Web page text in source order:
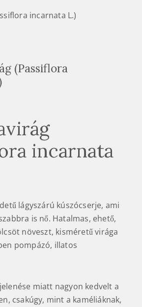
incarnata L.)
incarnata
lágyszárú kúszócserje, ami
is nő. Hatalmas, ehető,
növeszt, kisméretű virága
pompázó, illatos
miatt nagyon kedvelt a
csakúgy, mint a kaméliáknak,